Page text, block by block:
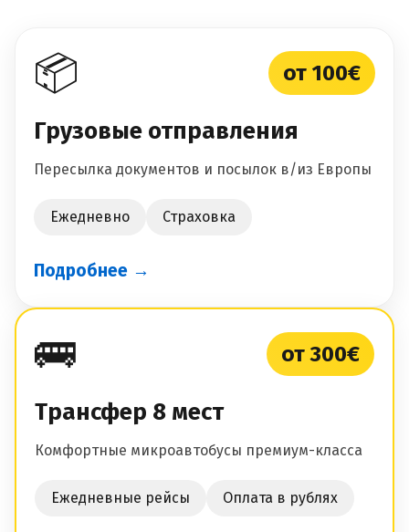
📦 от 100€
Грузовые отправления
Пересылка документов и посылок в/из Европы
Ежедневно Страховка
Подробнее →
🚌 от 300€
Трансфер 8 мест
Комфортные микроавтобусы премиум-класса
Ежедневные рейсы Оплата в рублях